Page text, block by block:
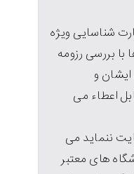
شناسایی ویژه
با بررسی رزومه
و
اعطاء می
ننماید می
های معتبر